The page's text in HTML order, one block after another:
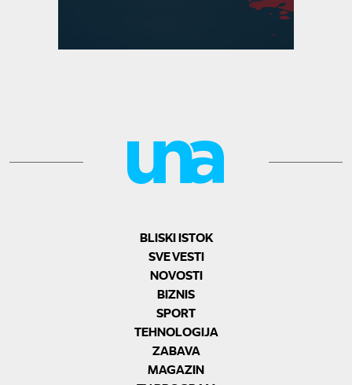
BLISKI ISTOK
SVE VESTI
NOVOSTI
BIZNIS
SPORT
TEHNOLOGIJA
ZABAVA
MAGAZIN